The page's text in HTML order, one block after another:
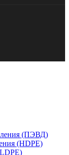
(ПЭВД)
(HDPE)